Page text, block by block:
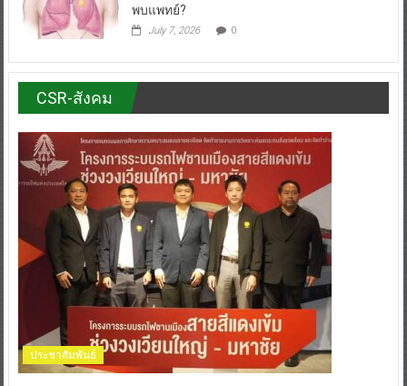
พบแพทย์?
July 7, 2026 0
CSR-สังคม
ประชาสัมพันธ์